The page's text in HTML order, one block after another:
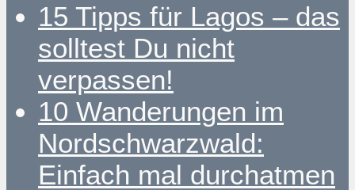
15 Tipps für Lagos – das
solltest Du nicht
verpassen!
10 Wanderungen im
Nordschwarzwald:
Einfach mal durchatmen